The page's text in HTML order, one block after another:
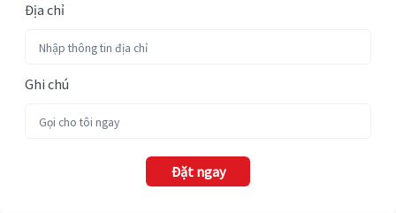
Địa chỉ
Ghi chú
Đặt ngay